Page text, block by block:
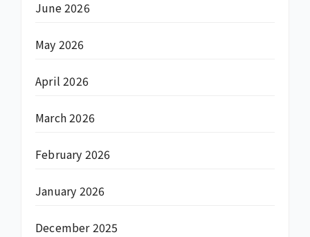
June 2026
May 2026
April 2026
March 2026
February 2026
January 2026
December 2025